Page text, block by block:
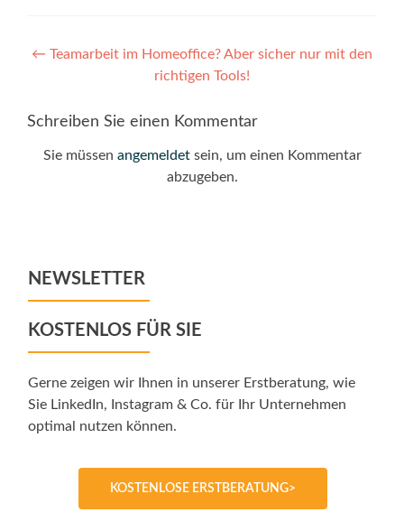
Post
← Teamarbeit im Homeoffice? Aber sicher nur mit den
richtigen Tools!
Schreiben Sie einen Kommentar
Sie müssen angemeldetsein, um einen Kommentar
abzugeben.
NEWSLETTER
KOSTENLOS FÜR SIE
Gerne zeigen wir Ihnen in unserer Erstberatung, wie
Sie LinkedIn, Instagram & Co. für Ihr Unternehmen
optimal nutzen können.
KOSTENLOSE ERSTBERATUNG>